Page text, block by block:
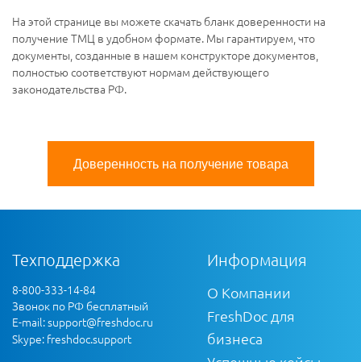
На этой странице вы можете скачать бланк доверенности на
получение ТМЦ в удобном формате. Мы гарантируем, что
документы, созданные в нашем конструкторе документов,
полностью соответствуют нормам действующего
законодательства РФ.
Доверенность на получение товара
Техподдержка
8-800-333-14-84
Звонок по РФ бесплатный
E-mail:support@freshdoc.ru
Skype: freshdoc.support
Информация
О Компании
FreshDoc для
бизнеса